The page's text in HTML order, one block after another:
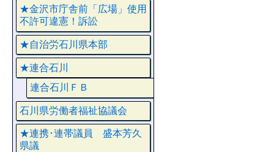
★金沢市庁舎前「広場」使用
不許可違憲！訴訟
★自治労石川県本部
★連合石川
連合石川ＦＢ
石川県労働者福祉協議会
★連携･連帯議員 盛本芳久
県議